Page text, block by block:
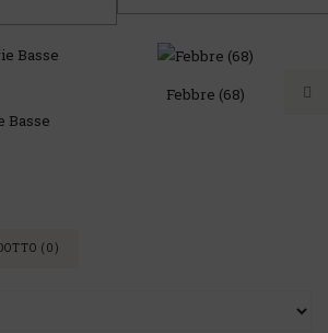
Basse
Febbre (68)
(0)